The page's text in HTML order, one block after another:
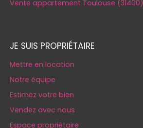
Vente appartement Toulouse (31400)
JE SUIS PROPRIÉTAIRE
Mettre en location
Notre équipe
Estimez votre bien
Vendez avec nous
Espace propriétaire